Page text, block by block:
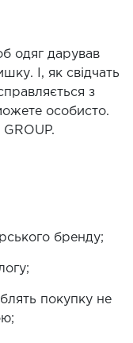
одяг дарував
І, як свідчать
з
особисто.
бренду;
покупку не